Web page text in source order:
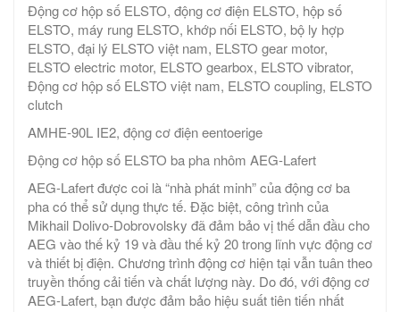
Động cơ hộp số ELSTO, động cơ điện ELSTO, hộp số
ELSTO, máy rung ELSTO, khớp nối ELSTO, bộ ly hợp
ELSTO, đại lý ELSTO việt nam, ELSTO gear motor,
ELSTO electric motor, ELSTO gearbox, ELSTO vibrator,
Động cơ hộp số ELSTO việt nam, ELSTO coupling, ELSTO
clutch
AMHE-90L IE2, động cơ điện eentoerige
Động cơ hộp số ELSTO ba pha nhôm AEG-Lafert
AEG-Lafert được coi là “nhà phát minh” của động cơ ba
pha có thể sử dụng thực tế. Đặc biệt, công trình của
Mikhail Dolivo-Dobrovolsky đã đảm bảo vị thế dẫn đầu cho
AEG vào thế kỷ 19 và đầu thế kỷ 20 trong lĩnh vực động cơ
và thiết bị điện. Chương trình động cơ hiện tại vẫn tuân theo
truyền thống cải tiến và chất lượng này. Do đó, với động cơ
AEG-Lafert, bạn được đảm bảo hiệu suất tiên tiến nhất